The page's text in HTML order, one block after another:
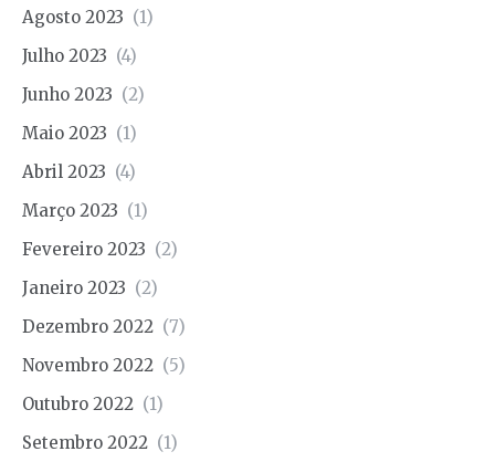
Agosto 2023 (1)
Julho 2023 (4)
Junho 2023 (2)
Maio 2023 (1)
Abril 2023 (4)
Março 2023 (1)
Fevereiro 2023 (2)
Janeiro 2023 (2)
Dezembro 2022 (7)
Novembro 2022 (5)
Outubro 2022 (1)
Setembro 2022 (1)